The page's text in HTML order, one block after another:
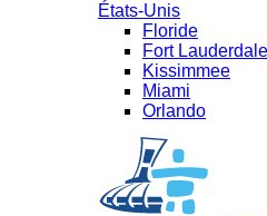
États-Unis
Floride
Fort Lauderdale
Kissimmee
Miami
Orlando